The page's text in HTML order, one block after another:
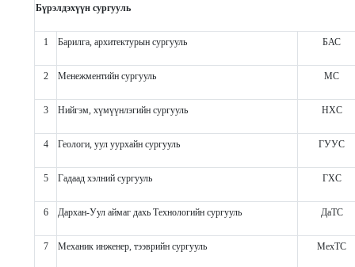
Бүрэлдэхүүн сургууль
1 Барилга, архитектурын сургууль БАС
2 Менежментийн сургууль МС
3 Нийгэм, хүмүүнлэгийн сургууль НХС
4 Геологи, уул уурхайн сургууль ГУУС
5 Гадаад хэлний сургууль ГХС
6 Дархан-Уул аймаг дахь Технологийн сургууль ДаТС
7 Механик инженер, тээврийн сургууль МехТС